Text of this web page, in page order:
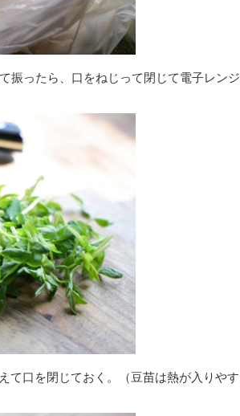
ったら、口をねじって閉じて電子レンジ
口を閉じておく。（豆苗は熱が入りやす